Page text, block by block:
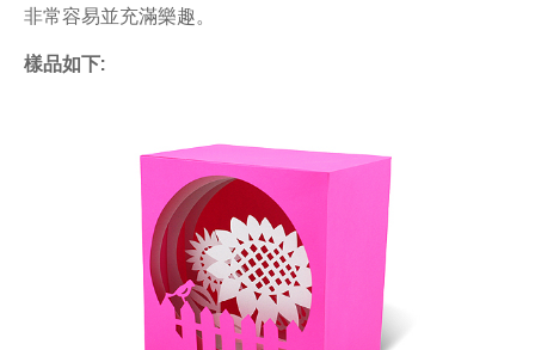
非常容易並充滿樂趣。
樣品如下: